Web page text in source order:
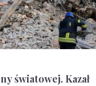
światowej. Kazał